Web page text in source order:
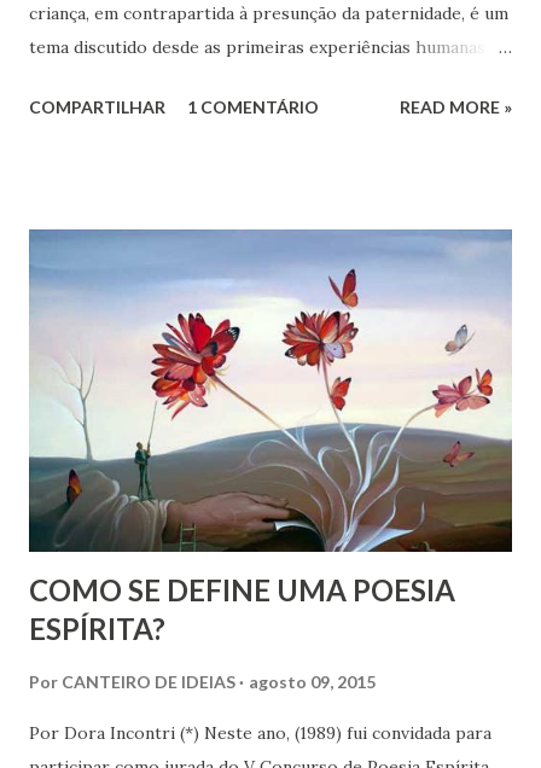
criança, em contrapartida à presunção da paternidade, é um
tema discutido desde as primeiras experiências humanas
parecia ser a mais urgente necessidade devido a sua
central da vida do ser humano. Esse detalhe antropológico
foi trazido como herança psíquica pelos milhares de anos e
resistiu às revoluções civilizatórias que a sociedade humana
sofreu com o passar dos tempos. Numa estrutura social
atual como a nossa, apenas o homem pode registrar a
criança recém nascida repassando-lhe a legitimidade da
paternidade atribuindo a maternidade à mulher que pode
estar ausente do local de registro, mas o contrário não
pode ser...
COMPARTILHAR 1 COMENTÁRIO READ MORE »
COMO SE DEFINE UMA POESIA
ESPÍRITA?
Por CANTEIRO DE IDEIAS agosto 09, 2015
Por Dora Incontri (*) Neste ano, (1989) fui convidada para